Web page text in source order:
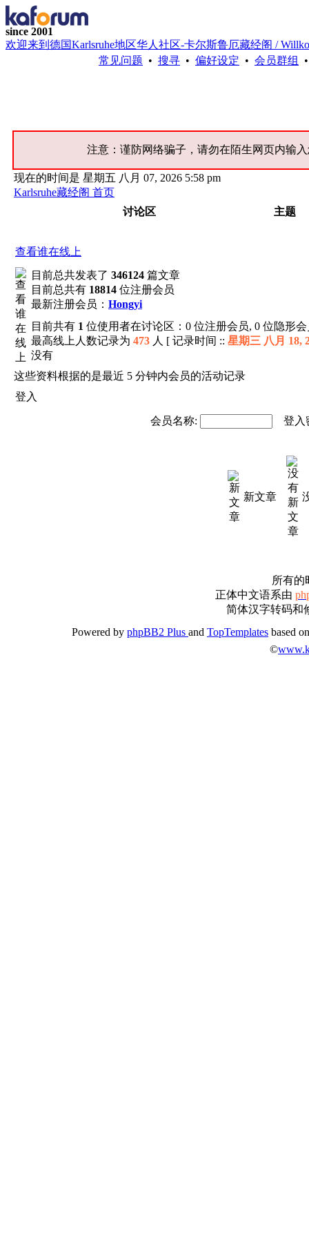
since 2001
欢迎来到德国Karlsruhe地区华人社区-卡尔斯鲁厄藏经阁 /
常见问题 • 搜寻 • 偏好设定 • 会员群组
注意：谨防网络骗子，请勿在陌生网页内输
现在的时间是 星期五 八月 07, 2026 5:58 pm
Karlsruhe藏经阁 首页
讨论区
主题
查看谁在线上
目前总共发表了 346124 篇文章
目前总共有 18814 位注册会员
最新注册会员： Hongyi
目前共有 1 位使用者在讨论区：0 位注册会员, 0 位隐形
最高线上人数记录为 473 人 [ 记录时间 :: 星期三 八月 18,
没有
这些资料根据的是最近 5 分钟内会员的活动记录
登入
会员名称: 登入
新文章
所有的
正体中文语系由
简体汉字转码和
Powered by phpBB2 Plus and TopTemplates based
©